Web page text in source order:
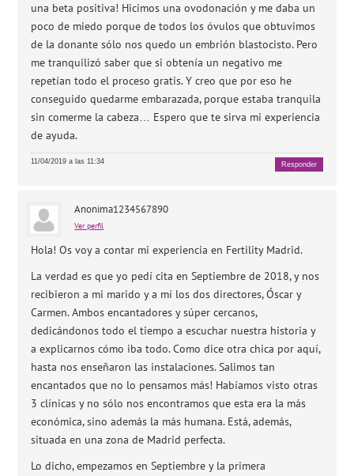
una beta positiva! Hicimos una ovodonación y me daba un
poco de miedo porque de todos los óvulos que obtuvimos
de la donante sólo nos quedo un embrión blastocisto. Pero
me tranquilizó saber que si obtenía un negativo me
repetían todo el proceso gratis. Y creo que por eso he
conseguido quedarme embarazada, porque estaba tranquila
sin comerme la cabeza… Espero que te sirva mi experiencia
de ayuda.
11/04/2019 a las 11:34 Responder
Anonima1234567890
Ver perfil
Hola! Os voy a contar mi experiencia en Fertility Madrid.
La verdad es que yo pedí cita en Septiembre de 2018, y nos
recibieron a mi marido y a mí los dos directores, Óscar y
Carmen. Ambos encantadores y súper cercanos,
dedicándonos todo el tiempo a escuchar nuestra historia y
a explicarnos cómo iba todo. Como dice otra chica por aquí,
hasta nos enseñaron las instalaciones. Salimos tan
encantados que no lo pensamos más! Habíamos visto otras
3 clínicas y no sólo nos encontramos que esta era la más
económica, sino además la más humana. Está, además,
situada en una zona de Madrid perfecta.
Lo dicho, empezamos en Septiembre y la primera